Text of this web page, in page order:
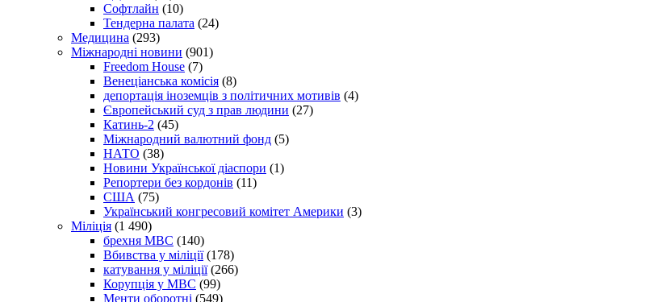
Софтлайн (10)
Тендерна палата (24)
Медицина (293)
Міжнародні новини (901)
Freedom House (7)
Венеціанська комісія (8)
депортація іноземців з політичних мотивів (4)
Європейський суд з прав людини (27)
Катинь-2 (45)
Міжнародний валютний фонд (5)
НАТО (38)
Новини Української діаспори (1)
Репортери без кордонів (11)
США (75)
Український конгресовий комітет Америки (3)
Міліція (1 490)
брехня МВС (140)
Вбивства у міліції(178)
катування у міліції(266)
Корупція у МВС (99)
Менти оборотні (549)